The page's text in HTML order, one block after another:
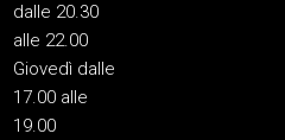
dalle 20.30
alle 22.00
Giovedì dalle
17.00 alle
19.00